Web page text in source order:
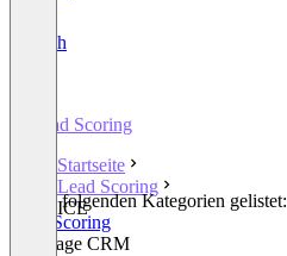
English
Lead Scoring
Startseite
Lead Scoring
ICE
In den folgenden Kategorien gelistet:
Lead Scoring
Mortgage CRM